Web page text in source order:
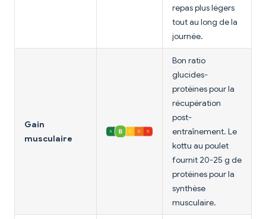
repas plus légers
tout au long de la
journée.
Gain
musculaire
Bon ratio
glucides-
protéines pour la
récupération
post-
entraînement. Le
kottu au poulet
fournit 20-25 g de
protéines pour la
synthèse
musculaire.